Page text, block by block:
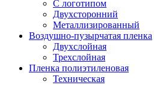
С логотипом
Двухсторонний
Металлизированный
Воздушно-пузырчатая пленка
Двухслойная
Трехслойная
Пленка полиэтиленовая
Техническая